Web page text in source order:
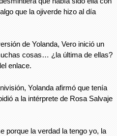
que la ojiverde hizo al día
de Yolanda, Vero inició un
cosas… ¿la última de ellas?
enlace.
Yolanda afirmó que tenía
a la intérprete de Rosa Salvaje
porque la verdad la tengo yo, la